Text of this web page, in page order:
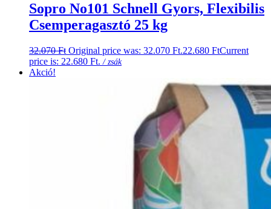
Sopro No101 Schnell Gyors, Flexibilis
Csemperagasztó 25 kg
32.070Ft Original price was: 32.070 Ft.22.680 FtCurrent
price is: 22.680 Ft. / zsák
Akció!